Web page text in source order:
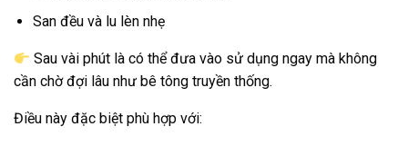
San đều và lu lèn nhẹ
Sau vài phút là có thể đưa vào sử dụng ngay mà không
cần chờ đợi lâu như bê tông truyền thống.
Điều này đặc biệt phù hợp với: